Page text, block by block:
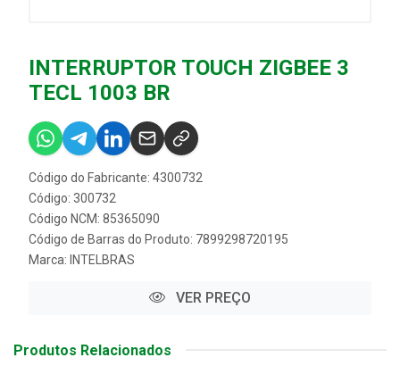
INTERRUPTOR TOUCH ZIGBEE 3
TECL 1003 BR
Código do Fabricante: 4300732
Código: 300732
Código NCM: 85365090
Código de Barras do Produto: 7899298720195
Marca: INTELBRAS
VER PREÇO
Produtos Relacionados